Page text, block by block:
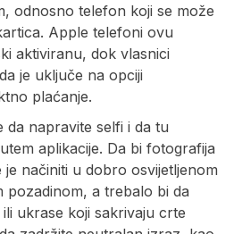
odnosno telefon koji se može
Apple telefoni ovu
aktiviranu, dok vlasnici
je uključe na opciji
plaćanje.
napravite selfi i da tu
aplikacije. Da bi fotografija
načiniti u dobro osvijetljenom
a trebalo bi da
ukrase koji sakrivaju crte